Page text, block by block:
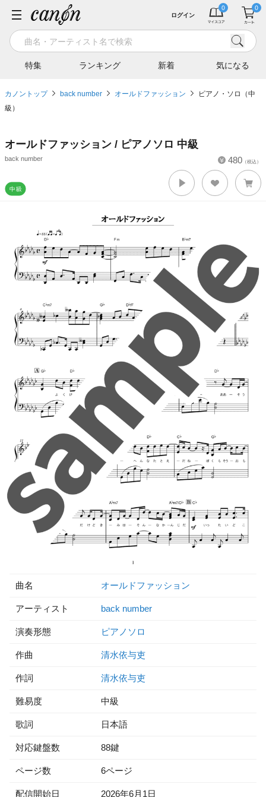
特集 ランキング 新着 気になる
ログイン
カノントップ back number オールドファッション
ピアノ・ソロ（中
級）
オールドファッション / ピアノソロ 中級
back number 480 （税込）
曲名 オールドファッション
アーティスト back number
演奏形態 ピアノソロ
作曲 清水依与吏
作詞 清水依与吏
難易度 中級
歌詞 日本語
対応鍵盤数 88鍵
ページ数 6ページ
配信開始日 2026年6月1日